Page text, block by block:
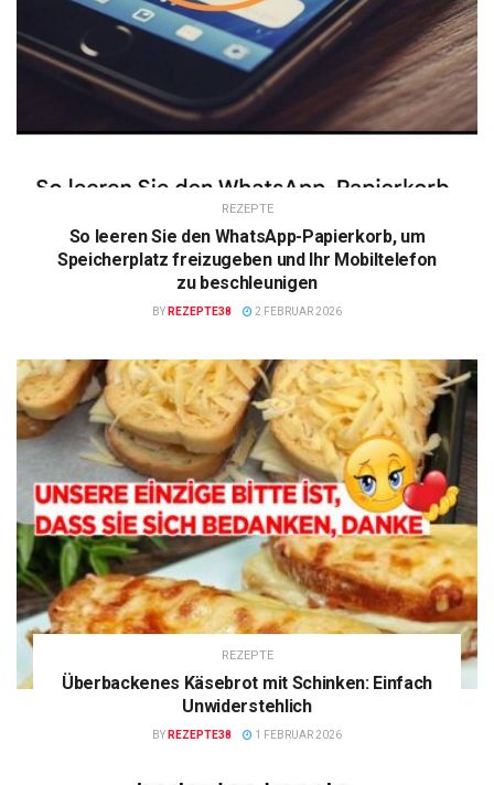
REZEPTE
So leeren Sie den WhatsApp-Papierkorb, um
Speicherplatz freizugeben und Ihr Mobiltelefon
zu beschleunigen
BY REZEPTE38 2 FEBRUAR 2026
REZEPTE
Überbackenes Käsebrot mit Schinken: Einfach
Unwiderstehlich
BY REZEPTE38 1 FEBRUAR 2026